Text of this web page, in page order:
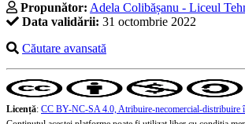
Propunător: Adela Colibășanu - Liceul
Data validării: 31 octombrie 2022
Căutare avansată
Licență: CC BY-NC-SA 4.0, Atribuire-necomercial-distribuire